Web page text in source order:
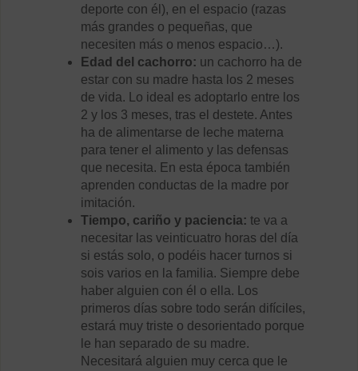
deporte con él), en el espacio (razas
más grandes o pequeñas, que
necesiten más o menos espacio…).
Edad del cachorro: un cachorro ha de
estar con su madre hasta los 2 meses
de vida. Lo ideal es adoptarlo entre los
2 y los 3 meses, tras el destete. Antes
ha de alimentarse de leche materna
para tener el alimento y las defensas
que necesita. En esta época también
aprenden conductas de la madre por
imitación.
Tiempo, cariño y paciencia: te va a
necesitar las veinticuatro horas del día
si estás solo, o podéis hacer turnos si
sois varios en la familia. Siempre debe
haber alguien con él o ella. Los
primeros días sobre todo serán difíciles,
estará muy triste o desorientado porque
le han separado de su madre.
Necesitará alguien muy cerca que le